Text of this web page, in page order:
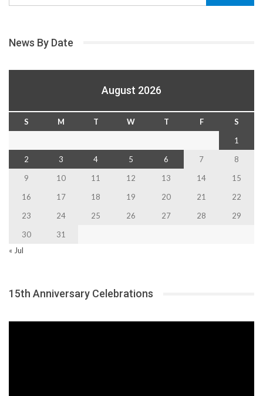
News By Date
August 2026
S M T W T F
S
1
2
3 4 5 6 7
8
9
10 11 12 13 14
15
16
17 18 19 20 21
22
23
24 25 26 27 28
29
30
31
« Jul
15th Anniversary Celebrations